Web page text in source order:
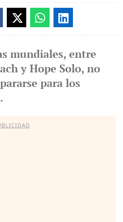
mundiales, entre
y Hope Solo, no
para los